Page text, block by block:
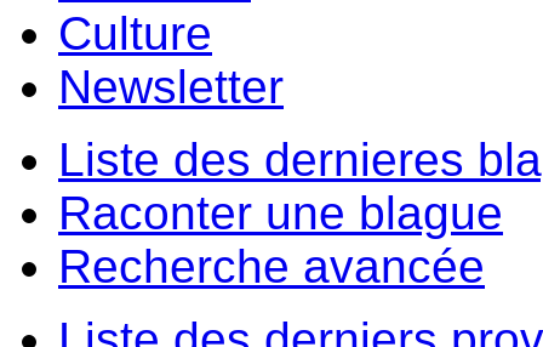
Culture
Newsletter
Liste des dernieres
Raconter une blague
Recherche avancée